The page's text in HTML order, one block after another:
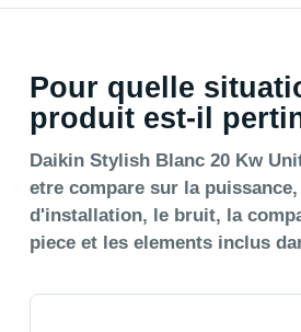
Pour quelle
produit est-il
Daikin Stylish Blanc 20 Kw
etre compare sur la
d'installation, le bruit, la
piece et les elements inclus